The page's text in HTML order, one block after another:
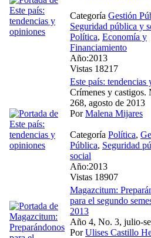
Categoría Gestión
Seguridad pública y
Política, Economía y
Financiamiento
Año:2013
Vistas 18217
Este país: tendencias
Crímenes y castigos.
268, agosto de 2013
PorMalena Mijares
Categoría Política,
Pública, Seguridad
social
Año:2013
Vistas 18907
Magazcitum:
para el segundo
2013
Año 4, No. 3, julio-
PorUlises Castillo